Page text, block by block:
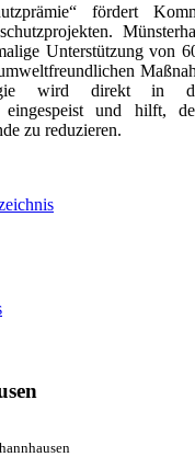
fördert
Unterstützung von
wird direkt in
eingespeist und hilft,
zu reduzieren.